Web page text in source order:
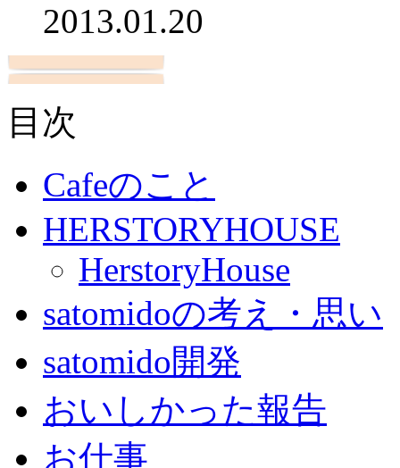
2013.01.20
目次
Cafeのこと
HERSTORYHOUSE
HerstoryHouse
satomidoの考え・思い
satomido開発
おいしかった報告
お仕事